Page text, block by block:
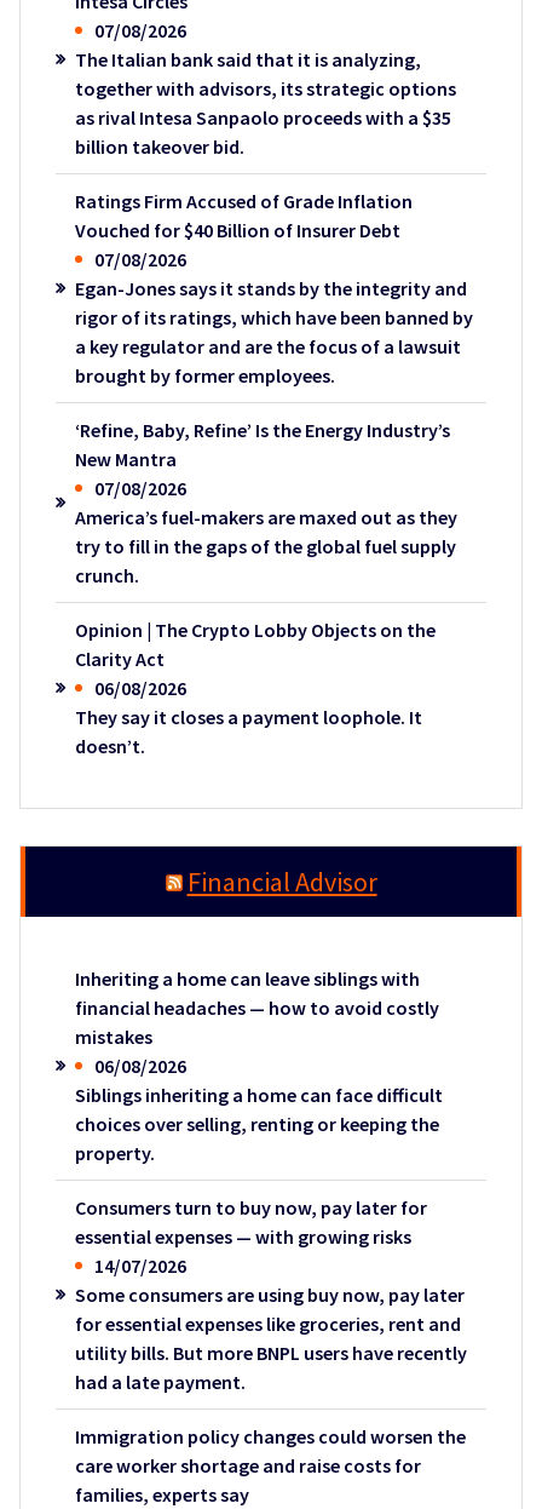
07/08/2026
The Italian bank said that it is analyzing,
together with advisors, its strategic options
as rival Intesa Sanpaolo proceeds with a $35
billion takeover bid.
Ratings Firm Accused of Grade Inflation
Vouched for $40 Billion of Insurer Debt
07/08/2026
Egan-Jones says it stands by the integrity and
rigor of its ratings, which have been banned by
a key regulator and are the focus of a lawsuit
brought by former employees.
‘Refine, Baby, Refine’ Is the Energy Industry’s
New Mantra
07/08/2026
America’s fuel-makers are maxed out as they
try to fill in the gaps of the global fuel supply
crunch.
Opinion | The Crypto Lobby Objects on the
Clarity Act
06/08/2026
They say it closes a payment loophole. It
doesn’t.
Financial Advisor
Inheriting a home can leave siblings with
financial headaches — how to avoid costly
mistakes
06/08/2026
Siblings inheriting a home can face difficult
choices over selling, renting or keeping the
property.
Consumers turn to buy now, pay later for
essential expenses — with growing risks
14/07/2026
Some consumers are using buy now, pay later
for essential expenses like groceries, rent and
utility bills. But more BNPL users have recently
had a late payment.
Immigration policy changes could worsen the
care worker shortage and raise costs for
families, experts say